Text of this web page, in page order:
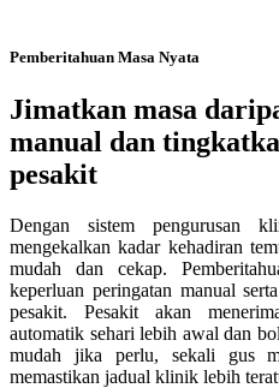
Pemberitahuan Masa Nyata
Jimatkan masa
manual dan
pesakit
Dengan sistem pengurusan
mengekalkan kadar kehadiran
mudah dan cekap.
keperluan peringatan manual
pesakit. Pesakit akan
automatik sehari lebih awal dan
mudah jika perlu, sekali gus
memastikan jadual klinik lebih